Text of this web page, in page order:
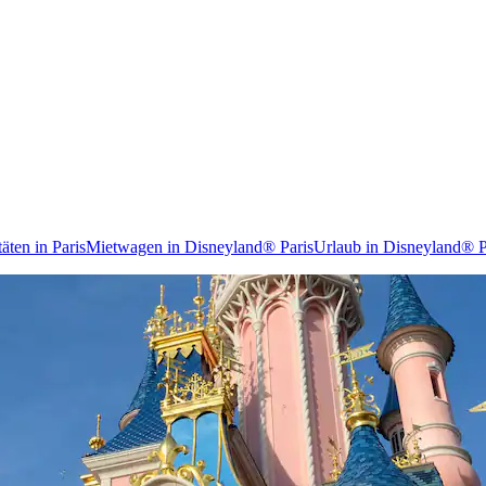
in ParisMietwagen in Disneyland® ParisUrlaub in Disneyland®